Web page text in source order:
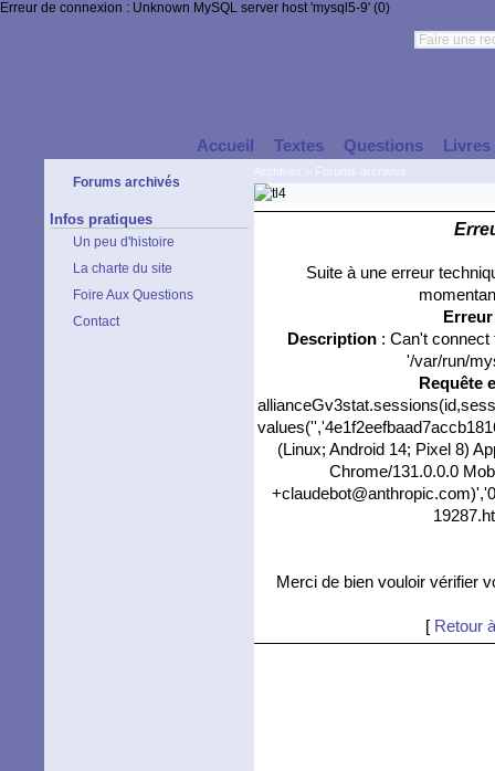
Erreur de connexion : Unknown MySQL server host 'mysql5-9' (0)
Accueil Textes Questions Livres
Forums archivés
Infos pratiques
Un peu d'histoire
La charte du site
Foire Aux Questions
Contact
Suite à une erreur
Description: Can't connect
'/var/run/
Requête
(Linux; Android 14; Pixel 8)
Chrome/131.0.0.0
Merci de bien vouloir vérifier
[ Retour